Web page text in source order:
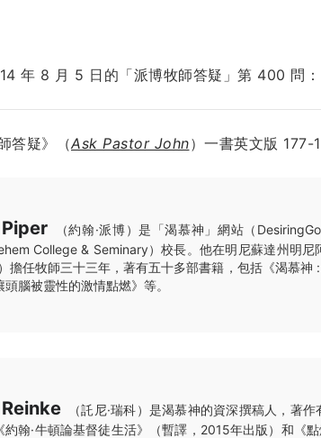
年 8 月 5 日 的「派博牧師答疑」第 400 問
答疑》（Ask Pastor John）一書英文版 177-
（約翰·派博）是「渴慕神」網站（
College & Seminary）校長。他在明尼蘇達州明
擔任牧師三十三年，著有五十多部書籍，包括《渴慕
頭腦被靈性的激情點燃》等。
（託尼·瑞科）是渴慕神的資深撰稿人，著
約翰·牛頓論基督徒生活》（暫譯，2015年出版）和《